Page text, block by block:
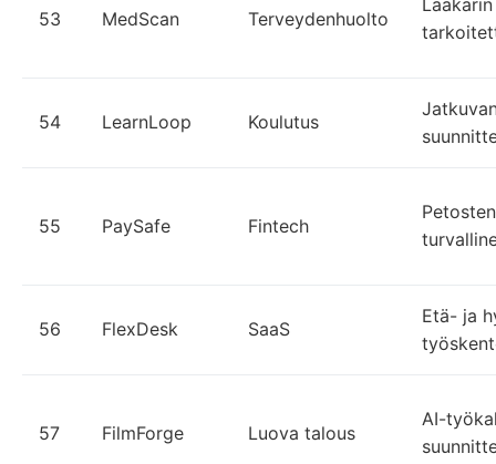
53 MedScan Terveydenhuolto
54 LearnLoop Koulutus
55 PaySafe Fintech
56 FlexDesk SaaS
Etä- ja
57 FilmForge Luova talous
AI-